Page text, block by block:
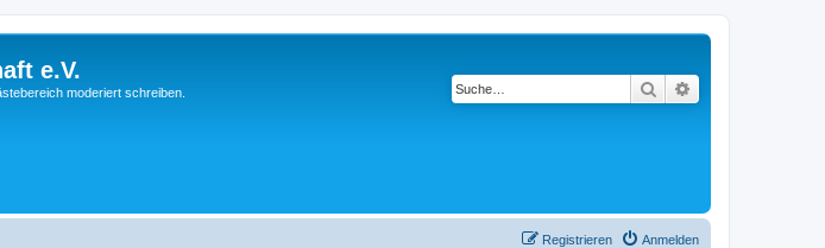
e.V.
moderiert schreiben. Suche
Anmelden
Registrieren